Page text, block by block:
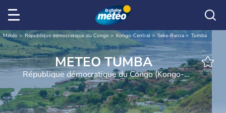
Météo République démocratique du Congo Kongo-Central Seke-Banza Tumba
METEO TUMBA
République démocratique du Congo (Kongo-
Central)